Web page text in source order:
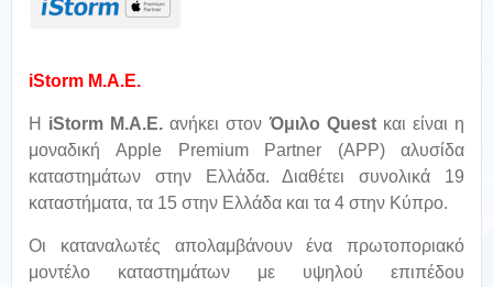
iStorm Μ.Α.Ε.
H iStorm Μ.Α.Ε. ανήκει στον Όμιλο Questκαι είναι η
μοναδική Apple Premium Partner (APP) αλυσίδα
καταστημάτων στην Ελλάδα. Διαθέτει συνολικά 19
καταστήματα, τα 15 στην Ελλάδα και τα 4 στην Κύπρο.
Οι καταναλωτές απολαμβάνουν ένα πρωτοποριακό
μοντέλο καταστημάτων με υψηλού επιπέδου